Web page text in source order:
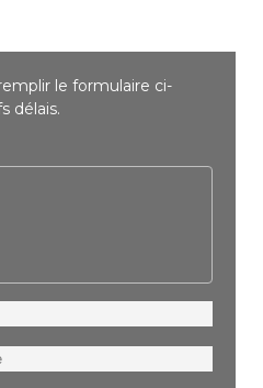
le formulaire ci-
délais.